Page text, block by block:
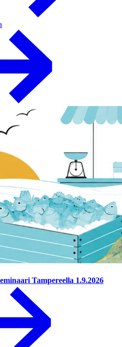
Tampereella 1.9.2026